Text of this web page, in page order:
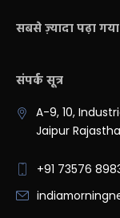
सबसे ज़्यादा पढ़ा गया
संपर्क सूत्र
A-9, 10,
Jaipur
+91 73576